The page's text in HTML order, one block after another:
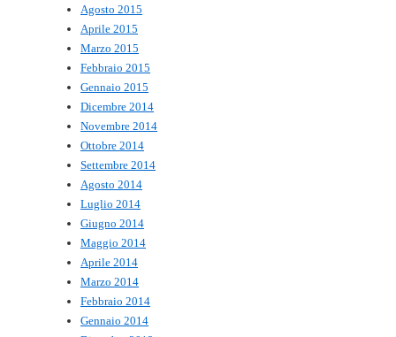
Agosto 2015
Aprile 2015
Marzo 2015
Febbraio 2015
Gennaio 2015
Dicembre 2014
Novembre 2014
Ottobre 2014
Settembre 2014
Agosto 2014
Luglio 2014
Giugno 2014
Maggio 2014
Aprile 2014
Marzo 2014
Febbraio 2014
Gennaio 2014